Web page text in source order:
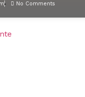
No Comments